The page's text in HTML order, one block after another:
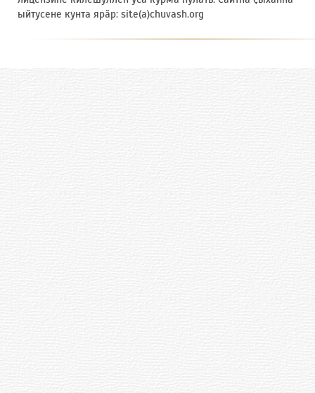
ыйтусене кунта ярӑр: site(a)chuvash.org